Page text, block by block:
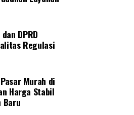
program pemerintah
Sambas Berkah
DPRD
Regulasi
Murah di
Harga Stabil
Baru